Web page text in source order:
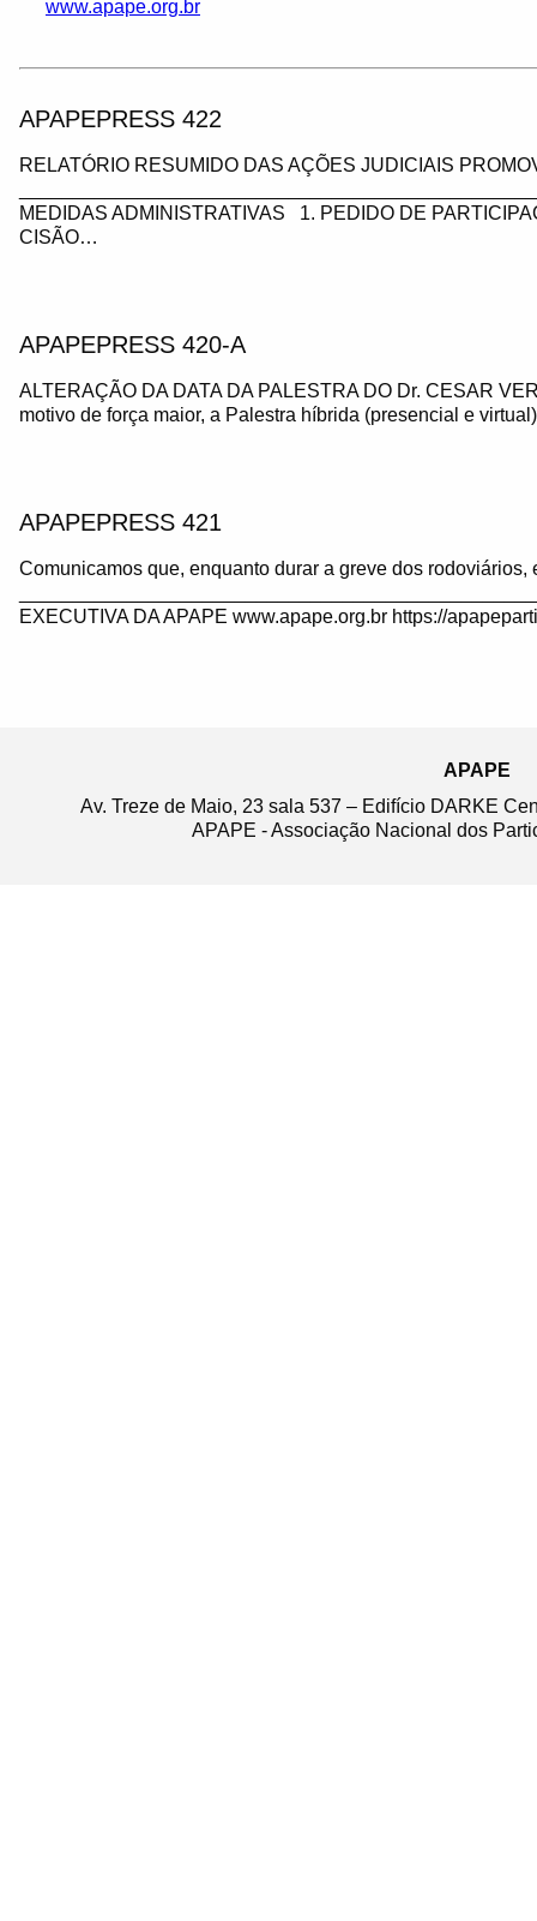
www.apape.org.br
APAPEPRESS 422
RELATÓRIO RESUMIDO DAS AÇÕES JUDICIAIS
MEDIDAS ADMINISTRATIVAS 1. PEDIDO DE
CISÃO…
APAPEPRESS 420-A
ALTERAÇÃO DA DATA DA PALESTRA DO Dr. CESAR
motivo de força maior, a Palestra híbrida (presencial e
APAPEPRESS 421
Comunicamos que, enquanto durar a greve dos
EXECUTIVA DA APAPE www.apape.org.br https://
APAPE
Av. Treze de Maio, 23 sala 537 – Edifício DARKE
APAPE - Associação Nacional dos